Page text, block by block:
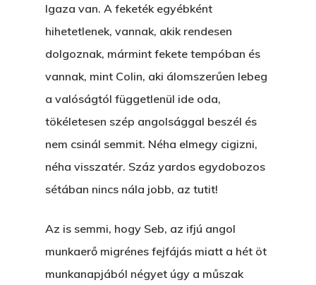
Igaza van. A feketék egyébként
hihetetlenek, vannak, akik rendesen
dolgoznak, mármint fekete tempóban és
vannak, mint Colin, aki álomszerűen lebeg
a valóságtól függetlenül ide oda,
tökéletesen szép angolsággal beszél és
nem csinál semmit. Néha elmegy cigizni,
néha visszatér. Száz yardos egydobozos
sétában nincs nála jobb, az tutit!
Az is semmi, hogy Seb, az ifjú angol
munkaerő migrénes fejfájás miatt a hét öt
munkanapjából négyet úgy a műszak